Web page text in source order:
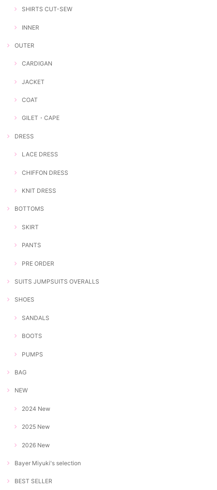
SHIRTS CUT-SEW
INNER
OUTER
CARDIGAN
JACKET
COAT
GILET・CAPE
DRESS
LACE DRESS
CHIFFON DRESS
KNIT DRESS
BOTTOMS
SKIRT
PANTS
PRE ORDER
SUITS JUMPSUITS OVERALLS
SHOES
SANDALS
BOOTS
PUMPS
BAG
NEW
2024 New
2025 New
2026 New
Bayer Miyuki's selection
BEST SELLER